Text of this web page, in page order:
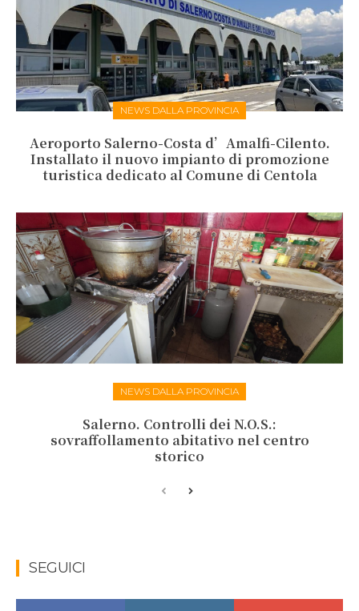
NEWS DALLA PROVINCIA
Aeroporto Salerno-Costa d’Amalfi-Cilento.
Installato il nuovo impianto di promozione
turistica dedicato al Comune di Centola
NEWS DALLA PROVINCIA
Salerno. Controlli dei N.O.S.:
sovraffollamento abitativo nel centro
storico
SEGUICI